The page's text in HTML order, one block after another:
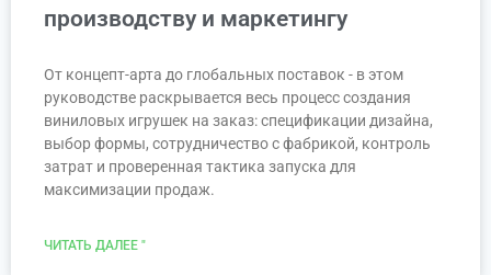
производству и маркетингу
От концепт-арта до глобальных поставок - в этом
руководстве раскрывается весь процесс создания
виниловых игрушек на заказ: спецификации дизайна,
выбор формы, сотрудничество с фабрикой, контроль
затрат и проверенная тактика запуска для
максимизации продаж.
ЧИТАТЬ ДАЛЕЕ "